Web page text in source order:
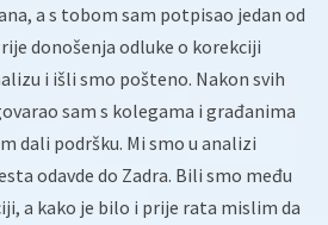
a s tobom sam potpisao jedan od
donošenja odluke o korekciji
i išli smo pošteno. Nakon svih
sam s kolegama i građanima
dali podršku. Mi smo u analizi
odavde do Zadra. Bili smo među
a kako je bilo i prije rata mislim da